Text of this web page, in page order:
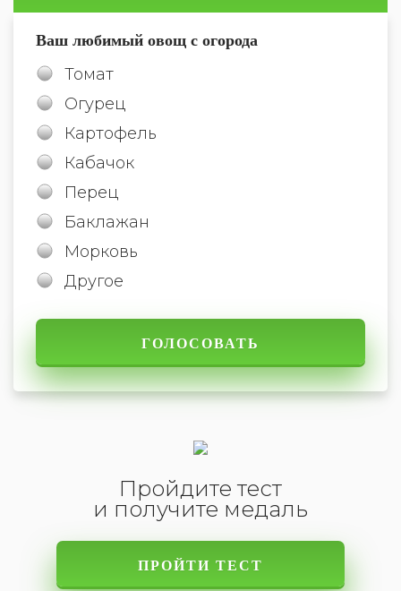
Ваш любимый овощ с огорода
Томат
Огурец
Картофель
Кабачок
Перец
Баклажан
Морковь
Другое
Пройдите тест
и получите медаль
ПРОЙТИ ТЕСТ